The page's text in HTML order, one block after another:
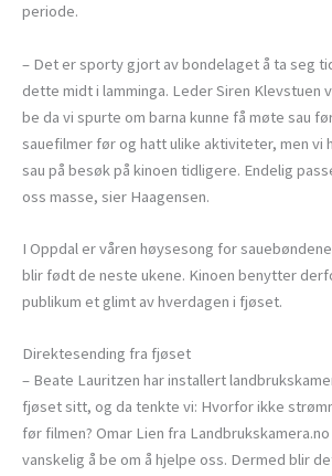
periode.
– Det er sporty gjort av bondelaget å ta seg
dette midt i lamminga. Leder Siren Klevstuen
be da vi spurte om barna kunne få møte sau
sauefilmer før og hatt ulike aktiviteter, men vi
sau på besøk på kinoen tidligere. Endelig
oss masse, sier Haagensen.
I Oppdal er våren høysesong for
blir født de neste ukene. Kinoen benytter
publikum et glimt av hverdagen i fjøset.
Direktesending fra fjøset
– Beate Lauritzen har installert
fjøset sitt, og da tenkte vi: Hvorfor ikke
før filmen? Omar Lien fra
vanskelig å be om å hjelpe oss. Dermed blir